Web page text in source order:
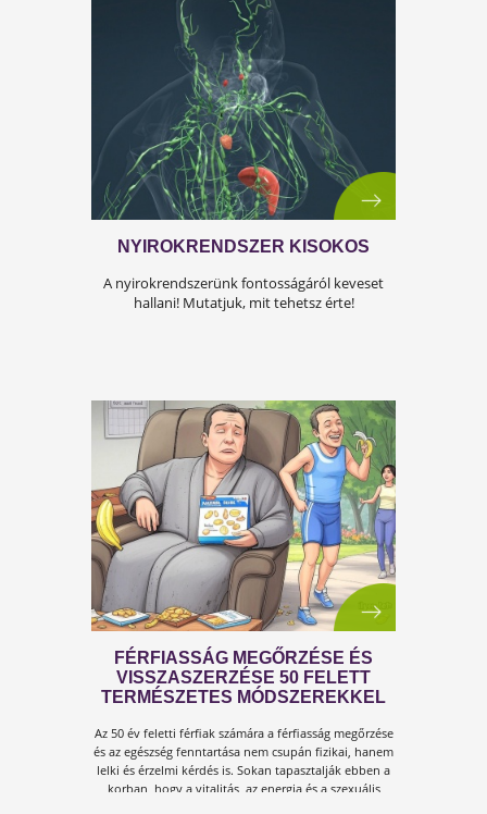
ÍGY KERÜLD EL AZ
ISKOLAKEZDÉSI ŐRÜLETET!
Az iskolakezdés sok családban nem
örömteli új kezdet, hanem egy stresszes
átállás. Ugyanakkor lehet jól csinálni!
Olvass tovább a tippekért!
A KÁNIKULA 6 LEGFŐBB
VESZÉLYE
Amikor a hőmérséklet tartósan 30–35 °C fölé
emelkedik, szervezetünk hőszabályozó
rendszere komoly terhelés alá kerül.Tünetek,